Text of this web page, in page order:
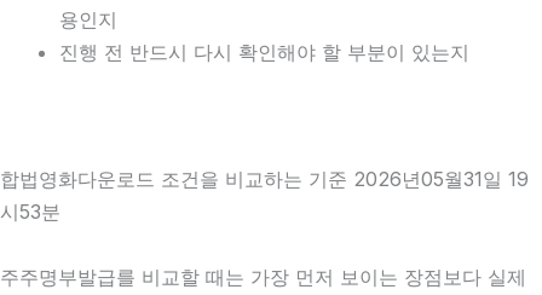
용인지
진행 전 반드시 다시 확인해야 할 부분이 있는지
합법영화다운로드 조건을 비교하는 기준 2026년05월31일 19
시53분
주주명부발급를 비교할 때는 가장 먼저 보이는 장점보다 실제